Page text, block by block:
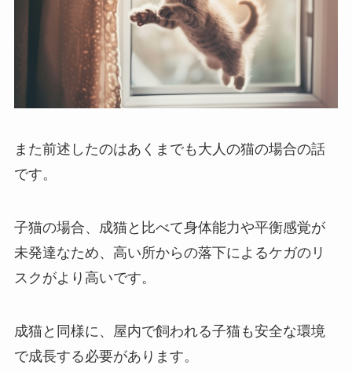
また前述したのはあくまでも大人の猫の場合の話
です。
子猫の場合、成猫と比べて身体能力や平衡感覚が
未発達なため、高い所からの落下によるケガのリ
スクがより高いです。
成猫と同様に、屋内で飼われる子猫も安全な環境
で成長する必要があります。